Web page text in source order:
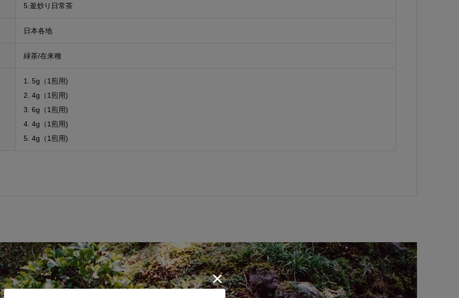
5.釜炒り日常茶
日本各地
緑茶/在来種
1. 5g（1煎用)
2. 4g（1煎用)
3. 6g（1煎用)
4. 4g（1煎用)
5. 4g（1煎用)